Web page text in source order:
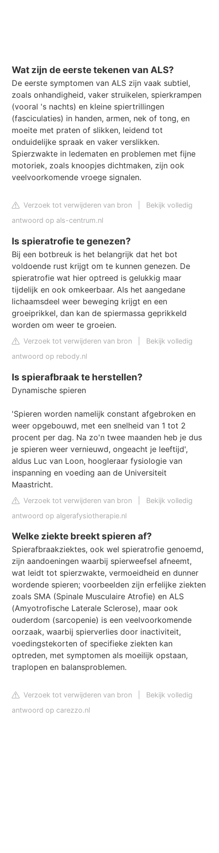
Wat zijn de eerste tekenen van ALS?
De eerste symptomen van ALS zijn vaak subtiel,
zoals onhandigheid, vaker struikelen, spierkrampen
(vooral 's nachts) en kleine spiertrillingen
(fasciculaties) in handen, armen, nek of tong, en
moeite met praten of slikken, leidend tot
onduidelijke spraak en vaker verslikken.
Spierzwakte in ledematen en problemen met fijne
motoriek, zoals knoopjes dichtmaken, zijn ook
veelvoorkomende vroege signalen.
Verzoek tot verwijderen van bron
Bekijk volledig
antwoord op als-centrum.nl
Is spieratrofie te genezen?
Bij een botbreuk is het belangrijk dat het bot
voldoende rust krijgt om te kunnen genezen. De
spieratrofie wat hier optreed is gelukkig maar
tijdelijk en ook omkeerbaar. Als het aangedane
lichaamsdeel weer beweging krijgt en een
groeiprikkel, dan kan de spiermassa geprikkeld
worden om weer te groeien.
Verzoek tot verwijderen van bron
Bekijk volledig
antwoord op rebody.nl
Is spierafbraak te herstellen?
Dynamische spieren
'Spieren worden namelijk constant afgebroken en
weer opgebouwd, met een snelheid van 1 tot 2
procent per dag. Na zo'n twee maanden heb je dus
je spieren weer vernieuwd, ongeacht je leeftijd',
aldus Luc van Loon, hoogleraar fysiologie van
inspanning en voeding aan de Universiteit
Maastricht.
Verzoek tot verwijderen van bron
Bekijk volledig
antwoord op algerafysiotherapie.nl
Welke ziekte breekt spieren af?
Spierafbraakziektes, ook wel spieratrofie genoemd,
zijn aandoeningen waarbij spierweefsel afneemt,
wat leidt tot spierzwakte, vermoeidheid en dunner
wordende spieren; voorbeelden zijn erfelijke ziekten
zoals SMA (Spinale Musculaire Atrofie) en ALS
(Amyotrofische Laterale Sclerose), maar ook
ouderdom (sarcopenie) is een veelvoorkomende
oorzaak, waarbij spierverlies door inactiviteit,
voedingstekorten of specifieke ziekten kan
optreden, met symptomen als moeilijk opstaan,
traplopen en balansproblemen.
Verzoek tot verwijderen van bron
Bekijk volledig
antwoord op carezzo.nl